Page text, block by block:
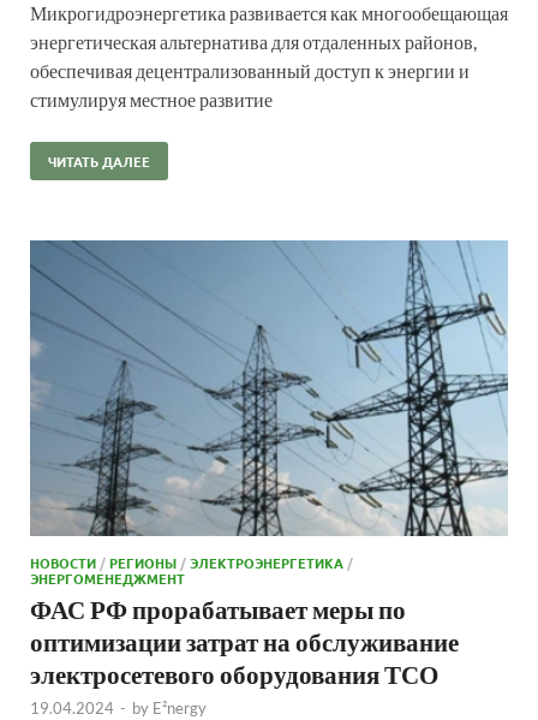
Микрогидроэнергетика развивается как многообещающая
энергетическая альтернатива для отдаленных районов,
обеспечивая децентрализованный доступ к энергии и
стимулируя местное развитие
ЧИТАТЬ ДАЛЕЕ
НОВОСТИ/РЕГИОНЫ/ЭЛЕКТРОЭНЕРГЕТИКА/
ЭНЕРГОМЕНЕДЖМЕНТ
ФАС РФ прорабатывает меры по
оптимизации затрат на обслуживание
электросетевого оборудования ТСО
19.04.2024 - by E²nergy